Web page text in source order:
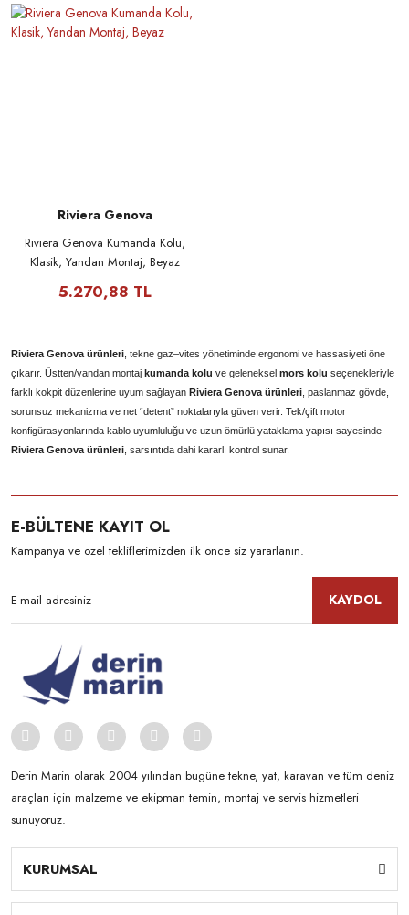
Riviera Genova
Riviera Genova Kumanda Kolu,
Klasik, Yandan Montaj, Beyaz
5.270,88 TL
Riviera Genova ürünleri , tekne gaz–vites yönetiminde ergonomi ve hassasiyeti öne
çıkarır. Üstten/yandan montaj kumanda kolu ve geleneksel mors kolu seçenekleriyle
farklı kokpit düzenlerine uyum sağlayan Riviera Genova ürünleri , paslanmaz gövde,
sorunsuz mekanizma ve net “detent” noktalarıyla güven verir. Tek/çift motor
konfigürasyonlarında kablo uyumluluğu ve uzun ömürlü yataklama yapısı sayesinde
Riviera Genova ürünleri , sarsıntıda dahi kararlı kontrol sunar.
E-BÜLTENE KAYIT OL
Kampanya ve özel tekliflerimizden ilk önce siz yararlanın.
KAYDOL
Derin Marin olarak 2004 yılından bugüne tekne, yat, karavan ve tüm deniz
araçları için malzeme ve ekipman temin, montaj ve servis hizmetleri
sunuyoruz.
KURUMSAL